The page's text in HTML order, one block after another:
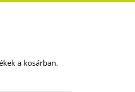
a kosárban.